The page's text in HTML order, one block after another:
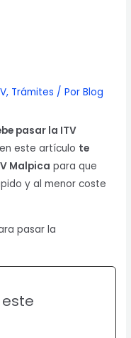
, Trámites / PorBlog
pasar la ITV
este artículo te
Malpica para que
y al menor coste
pasar la